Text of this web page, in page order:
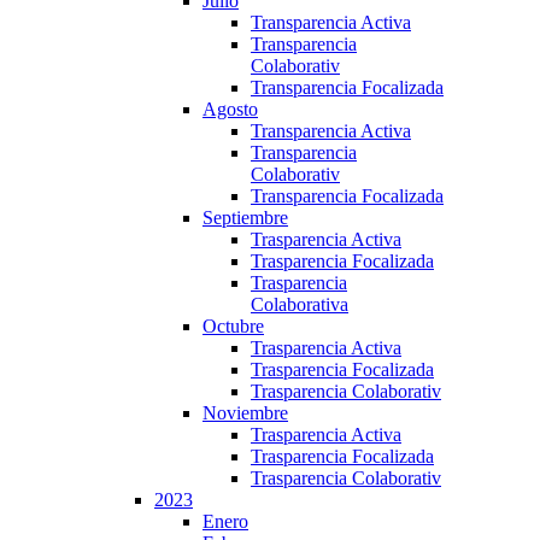
Transparencia Activa
Transparencia
Colaborativ
Transparencia Focalizada
Agosto
Transparencia Activa
Transparencia
Colaborativ
Transparencia Focalizada
Septiembre
Trasparencia Activa
Trasparencia Focalizada
Trasparencia
Colaborativa
Octubre
Trasparencia Activa
Trasparencia Focalizada
Trasparencia Colaborativ
Noviembre
Trasparencia Activa
Trasparencia Focalizada
Trasparencia Colaborativ
2023
Enero